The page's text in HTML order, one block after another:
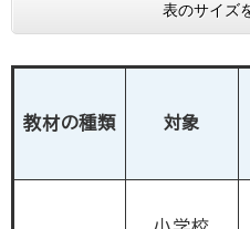
表のサイズ
教材の種類 対象